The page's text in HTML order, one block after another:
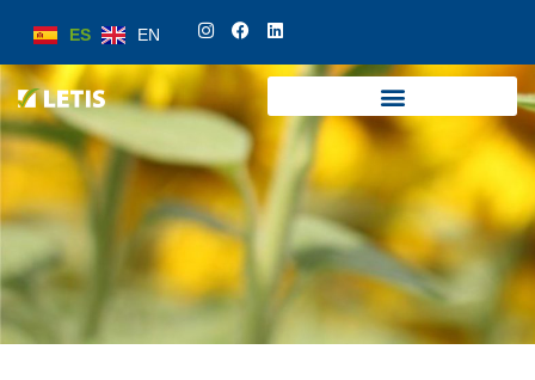
ES EN
ES EN